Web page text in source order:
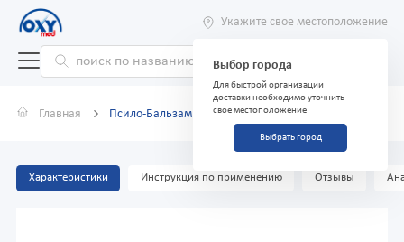
Укажите свое местоположение
Выбор города
Для быстрой организации
доставки необходимо уточнить
свое местоположение
Выбрать город
Главная Псило-Бальзам 20 г гель
Характеристики Инструкция по применению Отзывы